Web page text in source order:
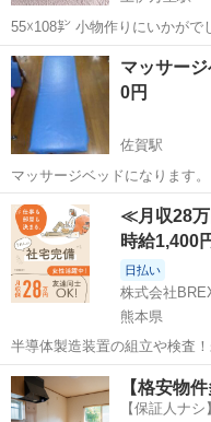
55☓108㌢ 小物作りにいかがで
佐賀 伊万里市 上伊万
カーテン
マッサー
0円
佐賀駅
マッサージベッドになります
ョン部分に劣化はありますが
した。 タカダベッドのレザ
き取りをお願いします。...
佐賀 佐賀市 佐賀駅
≪月収28
時給1,400
日払い
株式会社
熊本県
半導体製造装置の組立や検査
中★ワンルーム寮完備！赴任
車場あり！正社員登用あり！《熊本県
仕事 ◇半導体製造装置の組立...
熊本 その他
【格安物
【保証人ナ